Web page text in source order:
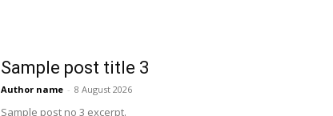
Sample post title 3
Author name - 8 August 2026
Sample post no 3 excerpt.